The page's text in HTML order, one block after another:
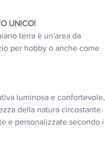
UNICO!
terra è un'area da
per hobby o anche come
luminosa e confortevole,
della natura circostante.
e personalizzate secondo i